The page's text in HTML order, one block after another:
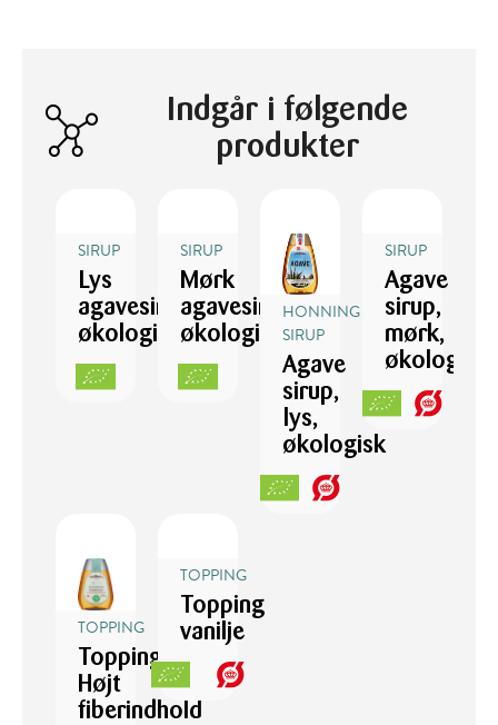
Indgår i følgende
produkter
SIRUP
Lys
agavesirup,
økologisk
SIRUP
Mørk
agavesirup,
økologisk
HONNING
SIRUP
Agave
sirup,
lys,
økologisk
SIRUP
Agave
sirup,
mørk,
økologisk
TOPPING
Topping
Højt
fiberindhold
TOPPING
Topping
vanilje